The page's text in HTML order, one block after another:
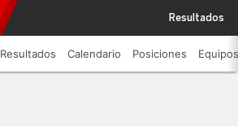
Resultados
Resultados Calendario Posiciones Equipos